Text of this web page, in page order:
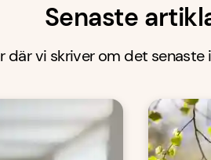
Senaste
där vi skriver om det